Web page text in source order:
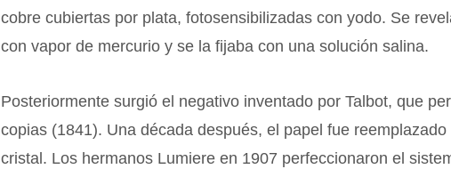
cobre cubiertas por plata, fotosensibilizadas con yodo. Se
con vapor de mercurio y se la fijaba con una solución salina.
Posteriormente surgió el negativo inventado por Talbot, que
copias (1841). Una década después, el papel fue
cristal. Los hermanos Lumiere en 1907 perfeccionaron el